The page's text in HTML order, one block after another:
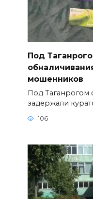
Под
мошенников
Под Таганрогом
задержали
106